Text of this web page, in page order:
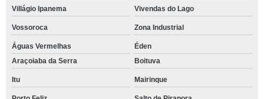
Villágio Ipanema Vivendas do Lago
Vossoroca Zona Industrial
Águas Vermelhas
Éden
Araçoiaba da Serra
Boituva
Itu Mairinque